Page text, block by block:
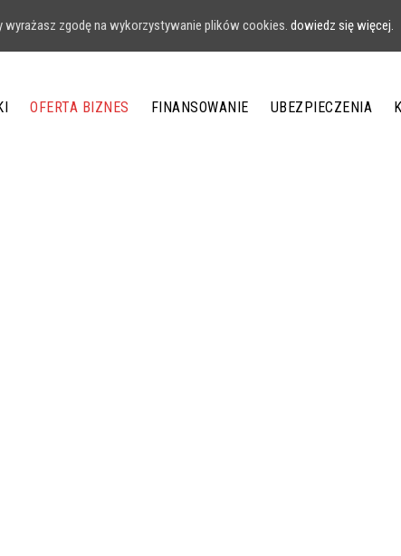
OFERTA BIZNES FINANSOWANIE UBEZPIECZENIA
zgodę na wykorzystywanie plików cookies. dowiedz się więcej.